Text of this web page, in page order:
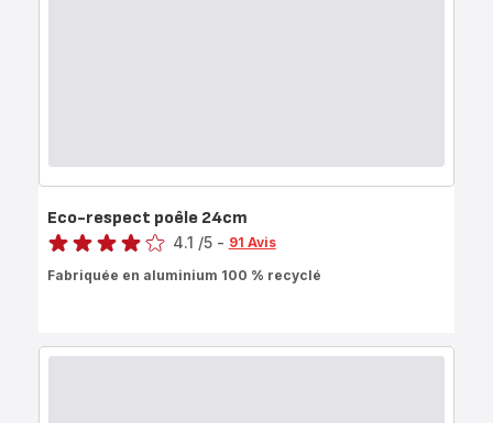
Eco-respect poêle 24cm
Note
4.1 /5 - 91 Avis
Fabriquée en aluminium 100 % recyclé